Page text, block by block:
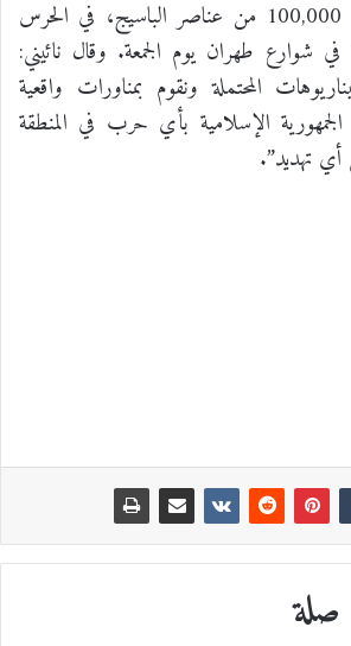
ومن المتوقع أن ينظم 100,000 من عناصر الباسيج، في الحرس
شوارع طهران يوم الجمعة. وقال نائيني:
المحتملة ونقوم بمناورات واقعية
الإسلامية بأي حرب في المنطقة
أي تهديد”.